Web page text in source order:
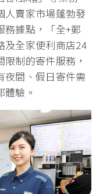
人賣家市場蓬勃發
務據點，「全+郵
及全家便利商店24
制的寄件服務，
夜間、假日寄件需
驗。